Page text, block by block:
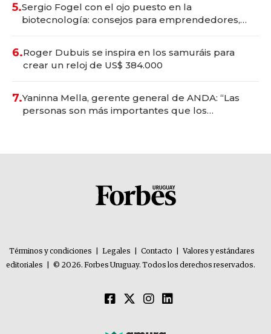
5.Sergio Fogel con el ojo puesto en la
biotecnología: consejos para emprendedores,
6.Roger Dubuis se inspira en los samuráis para
crear un reloj de US$ 384.000
7.Yaninna Mella, gerente general de ANDA: “Las
personas son más importantes que los
Términos y condiciones Legales Contacto
Valores y estándares
editoriales
© 2026. Forbes Uruguay. Todos los derechos reservados.